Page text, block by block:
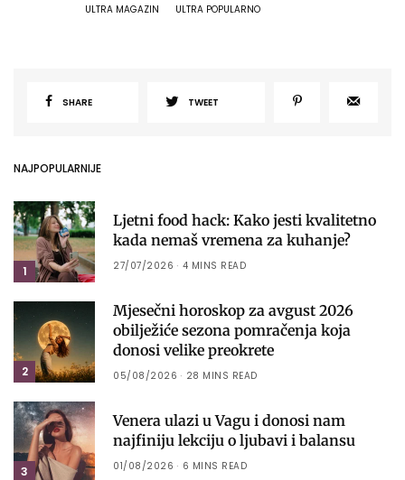
ULTRA MAGAZIN
ULTRA POPULARNO
SHARE TWEET
NAJPOPULARNIJE
1
Ljetni food hack: Kako jesti kvalitetno
kada nemaš vremena za kuhanje?
27/07/2026 4 MINS READ
2
Mjesečni horoskop za avgust 2026
obilježiće sezona pomračenja koja
donosi velike preokrete
05/08/2026 28 MINS READ
3
Venera ulazi u Vagu i donosi nam
najfiniju lekciju o ljubavi i balansu
01/08/2026 6 MINS READ